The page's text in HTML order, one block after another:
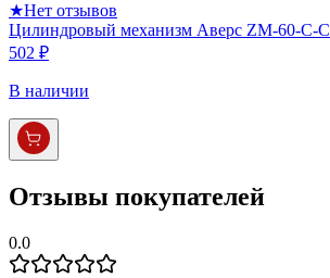
★Нет отзывов
Цилиндровый механизм Аверс ZM-60-C-
502 ₽
В наличии
Отзывы покупателей
0.0